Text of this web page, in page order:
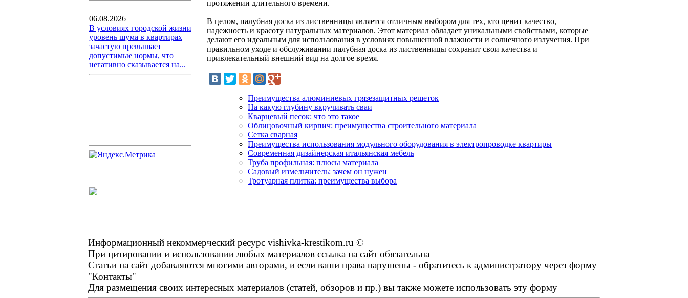
06.08.2026
В условиях городской жизни
уровень шума в квартирах
зачастую превышает
допустимые нормы, что
негативно сказывается на...
протяжении длительного времени.
В целом, палубная доска из лиственницы является отличным выбором для тех, кто ценит качество,
надежность и красоту натуральных материалов. Этот материал обладает уникальными свойствами, которые
делают его идеальным для использования в условиях повышенной влажности и солнечного излучения. При
правильном уходе и обслуживании палубная доска из лиственницы сохранит свои качества и
привлекательный внешний вид на долгое время.
Преимущества алюминиевых грязезащитных решеток
На какую глубину вкручивать сваи
Кварцевый песок: что это такое
Облицовочный кирпич: преимущества строительного материала
Сетка сварная
Преимущества использования модульного оборудования в электропроводке квартиры
Современная дизайнерская итальянская мебель
Труба профильная: плюсы материала
Садовый измельчитель: зачем он нужен
Тротуарная плитка: преимущества выбора
Информационный некоммерческий ресурс vishivka-krestikom.ru ©
При цитировании и использовании любых материалов ссылка на сайт обязательна
Статьи на сайт добавляются многими авторами, и если ваши права нарушены - обратитесь к администратору через форму
"Контакты"
Для размещения своих интересных материалов (статей, обзоров и пр.) вы также можете использовать эту форму